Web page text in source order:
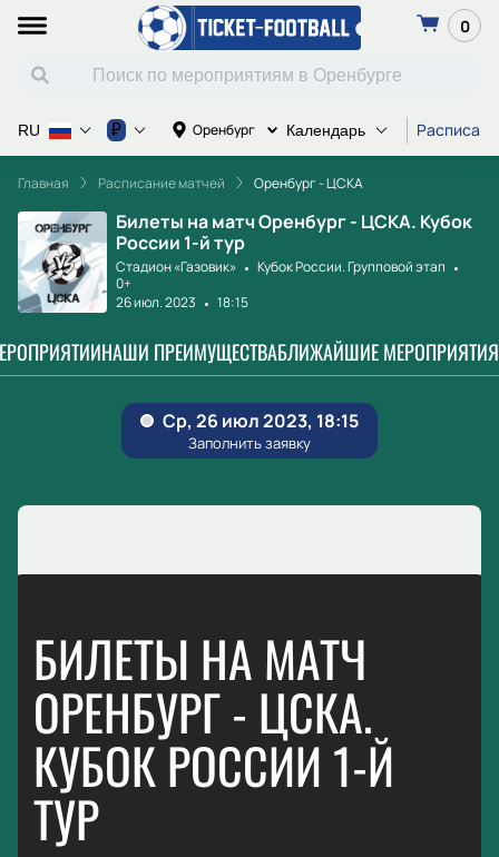
0
Оренбург Календарь
RU ₽
Главная Расписание матчей Оренбург - ЦСКА
Билеты на матч Оренбург - ЦСКА. Кубок
России 1-й тур
Стадион «Газовик»
Кубок России. Групповой этап
0+
26 июл. 2023
18:15
НАШИ ПРЕИМУЩЕСТВАБЛИЖАЙШИЕ МЕРОПРИЯТИЯ
БИЛЕТЫ НА МАТЧ
ОРЕНБУРГ - ЦСКА.
КУБОК РОССИИ 1-Й
ТУР